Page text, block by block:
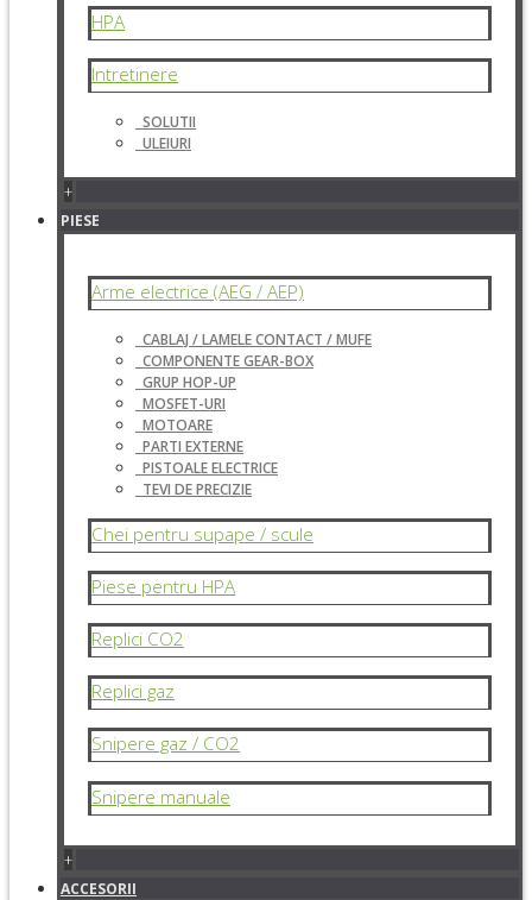
HPA
Intretinere
SOLUTII
ULEIURI
+
PIESE
Arme electrice (AEG / AEP)
CABLAJ / LAMELE CONTACT / MUFE
COMPONENTE GEAR-BOX
GRUP HOP-UP
MOSFET-URI
MOTOARE
PARTI EXTERNE
PISTOALE ELECTRICE
TEVI DE PRECIZIE
Chei pentru supape / scule
Piese pentru HPA
Replici CO2
Replici gaz
Snipere gaz / CO2
Snipere manuale
+
ACCESORII